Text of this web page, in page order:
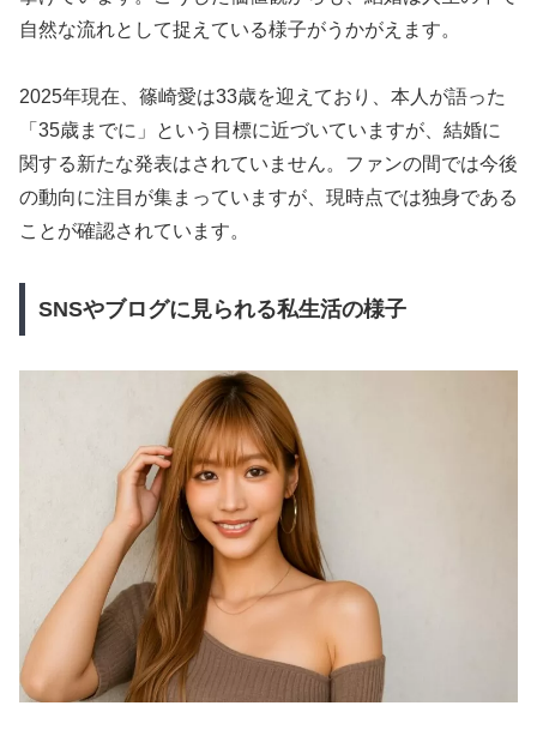
自然な流れとして捉えている様子がうかがえます。
2025年現在、篠崎愛は33歳を迎えており、本人が語った
「35歳までに」という目標に近づいていますが、結婚に
関する新たな発表はされていません。ファンの間では今後
の動向に注目が集まっていますが、現時点では独身である
ことが確認されています。
SNSやブログに見られる私生活の様子